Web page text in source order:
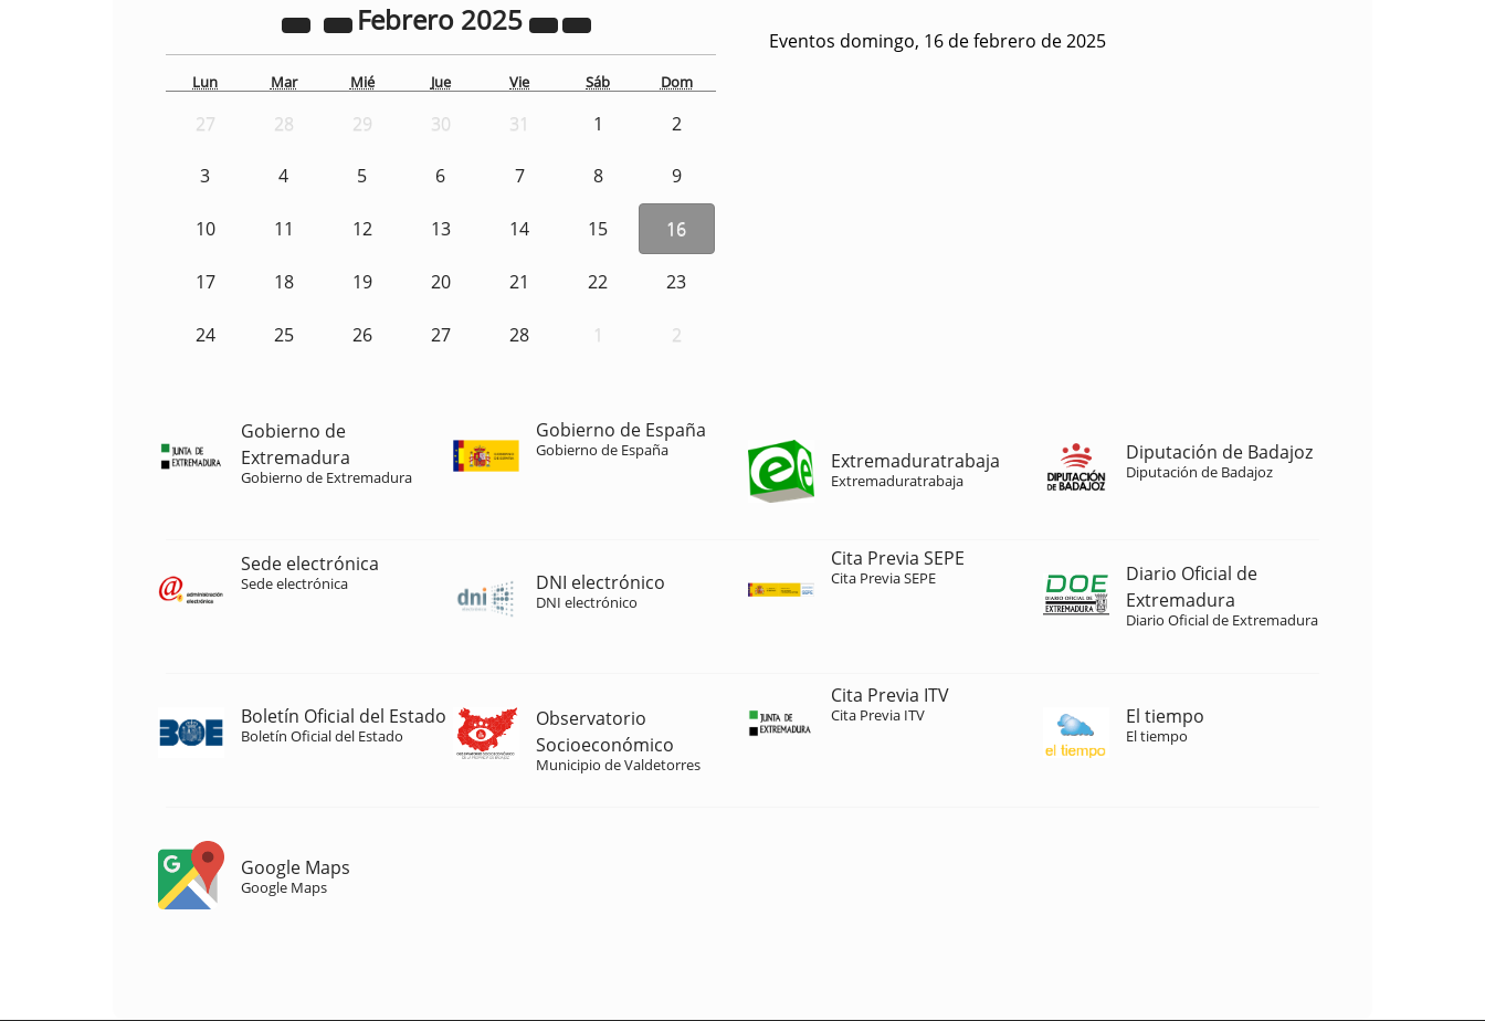
Febrero 2025
Lun Mar Mié Jue Vie Sáb Dom
27 28 29 30 31 1 2
3 4 5 6 7 8 9
10 11 12 13 14 15 16
17 18 19 20 21 22 23
24 25 26 27 28 1 2
Eventos domingo, 16 de febrero de 2025
Gobierno de
Extremadura
Gobierno de Extremadura
Gobierno de España
Gobierno de España Extremaduratrabaja
Extremaduratrabaja
Diputación de Badajoz
Diputación de Badajoz
Sede electrónica
Sede electrónica DNI electrónico
DNI electrónico
Cita Previa SEPE
Cita Previa SEPE
Diario Oficial de
Extremadura
Diario Oficial de Extremadura
Boletín Oficial del Estado
Boletín Oficial del Estado
Observatorio
Socioeconómico
Municipio de Valdetorres
Cita Previa ITV
Cita Previa ITV El tiempo
El tiempo
Google Maps
Google Maps